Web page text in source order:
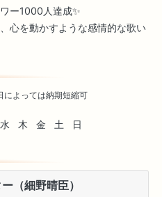
ー1000人達成✨
心を動かすような感情的な歌い
によっては納期短縮可
水 木 金 土 日
（細野晴臣）